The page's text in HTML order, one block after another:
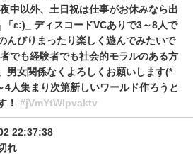
中以外、土日祝は仕事がお休みなら出
ε:)_ ディスコードVCありで3～8人で
んびりまったり楽しく遊んでみたいで
でも経験者でも社会的モラルのある方
男女関係なくよろしくお願いします(*
4人集まり次第新しいワールド作ろうと
！ #jVmYtWlpvaktv
22:37:38
れ